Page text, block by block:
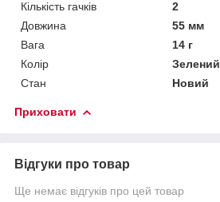
Кількість гачків
2
Довжина
55 мм
Вага
14 г
Колір
Зелений
Стан
Новий
Приховати
Відгуки про товар
Ще немає відгуків про цей товар